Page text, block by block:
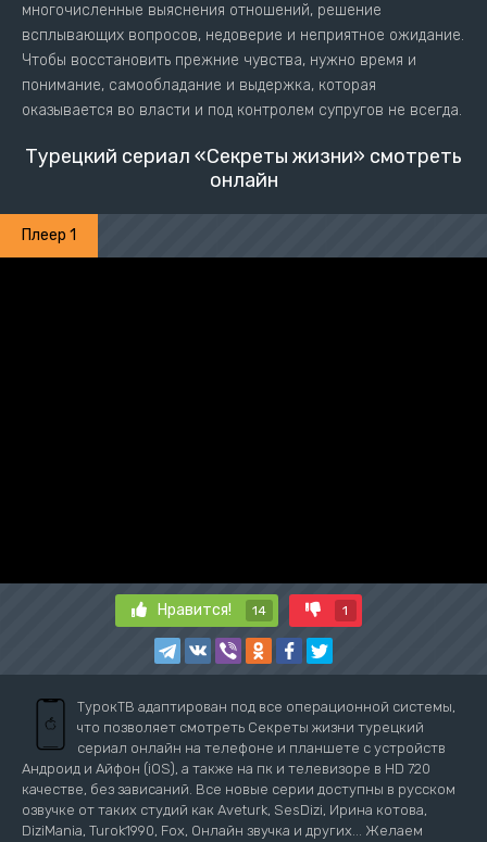
многочисленные выяснения отношений, решение
всплывающих вопросов, недоверие и неприятное ожидание.
Чтобы восстановить прежние чувства, нужно время и
понимание, самообладание и выдержка, которая
оказывается во власти и под контролем супругов не всегда.
Турецкий сериал «Секреты жизни» смотреть
онлайн
Плеер 1
Нравится! 14 1
ТурокТВ адаптирован под все операционной системы,
что позволяет смотреть Секреты жизни турецкий
сериал онлайн на телефоне и планшете с устройств
Андроид и Айфон (iOS), а также на пк и телевизоре в HD 720
качестве, без зависаний. Все новые серии доступны в русском
озвучке от таких студий как Aveturk, SesDizi, Ирина котова,
DiziMania, Turok1990, Fox, Онлайн звучка и других... Желаем